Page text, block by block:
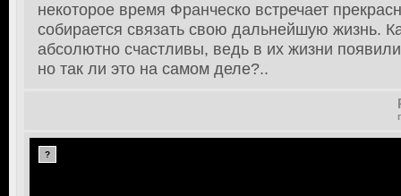
некоторое время Франческо встречает
собирается связать свою дальнейшую жизнь.
абсолютно счастливы, ведь в их жизни
но так ли это на самом деле?..
?